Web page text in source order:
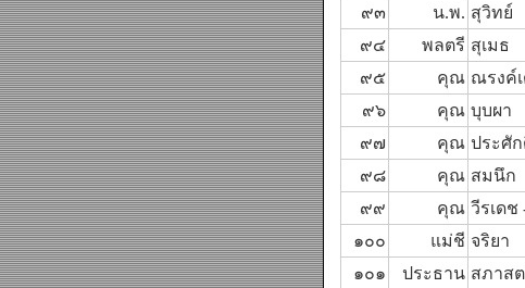
๙๓
น.พ. สุวิทย์
๙๔
พลตรี สุเมธ
๙๕
คุณ ณรงค์
๙๖
คุณ บุบผา
๙๗
คุณ ประศั
๙๘
คุณ สมนึก
๙๙
คุณ วีรเด
๑๐๐
แม่ชี จริยา
๑๐๑
ประธาน สภาส